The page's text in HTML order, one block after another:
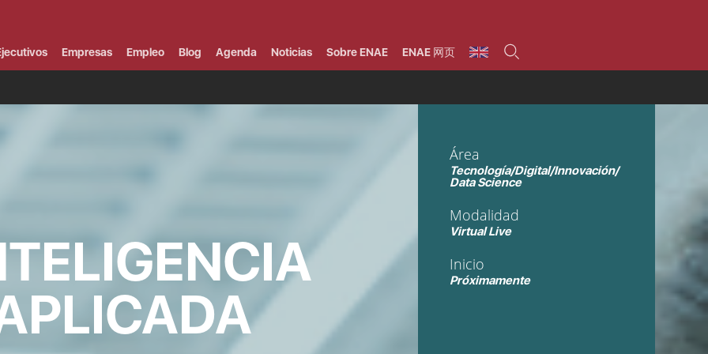
Bolsa de empleoMáster
Tecnología / Digital /
Comercial / Marketing/
Ventas
empresas
Finanzas
Empresas Empleo Blog Agenda Noticias Sobre ENAE ENAE 网页
Área
Tecnología/Digital/Innovación/
Data Science
Modalidad
Virtual Live
Inicio
Próximamente